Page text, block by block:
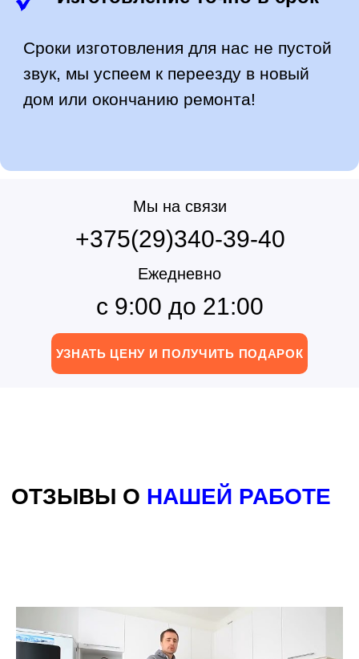
Мы на связи
+375(29)340-39-40
Ежедневно
с 9:00 до 21:00
УЗНАТЬ ЦЕНУ И ПОЛУЧИТЬ ПОДАРОК
СВОЕ ПРОИЗВОДСТВО
БЕЗ ПОСРЕДНИКОВ
Мы изготавливаем кухни на
позволяет контролировать
технологический процесс.
Это позволяет нам достигать
НАШИ ПРЕИМУЩЕСТВА